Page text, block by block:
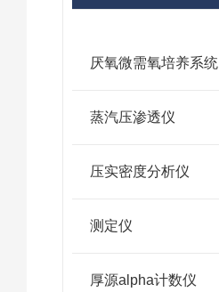
厌氧微需氧培养系统
蒸汽压渗透仪
压实密度分析仪
测定仪
厚源alpha计数仪